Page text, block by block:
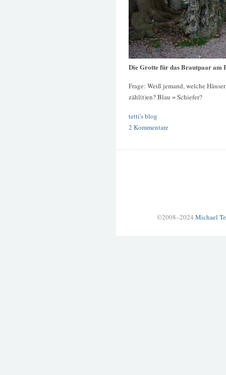
Die Grotte für das Brautpaar am
Frage: Weiß jemand, welche
zähl(t)en? Blau = Schiefer?
tetti's blog
2 Kommentare
©2008–2024 Michael